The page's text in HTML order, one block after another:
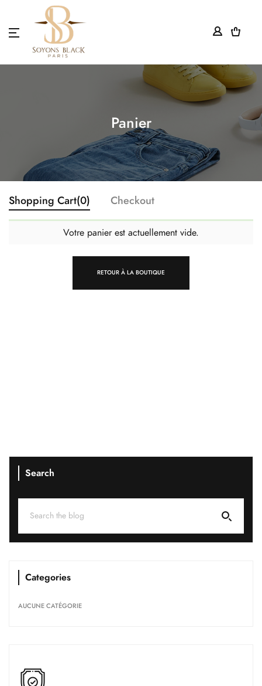
QUI SOMMES NOUS ?
DEVENEZ NOTRE PARTENAIRE
LIVRAISON ET GARANTIE
OÙ NOUS TROUVER ?
Panier
Shopping Cart(0) Checkout
Votre panier est actuellement vide.
RETOUR À LA BOUTIQUE
Search
Categories
AUCUNE CATÉGORIE